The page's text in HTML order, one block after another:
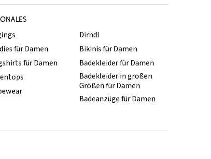
für Damen
für Damen
Dirndl
Bikinis für Damen
Badekleider für Damen
Badekleider in großen
Größen für Damen
Badeanzüge für Damen